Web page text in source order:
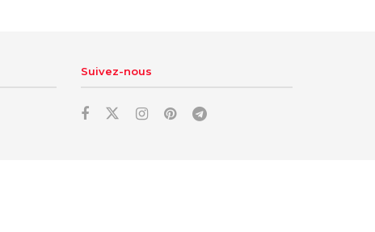
Suivez-nous